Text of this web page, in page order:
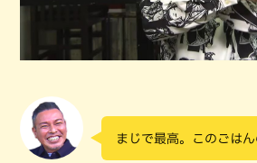
まじで最高。このごは